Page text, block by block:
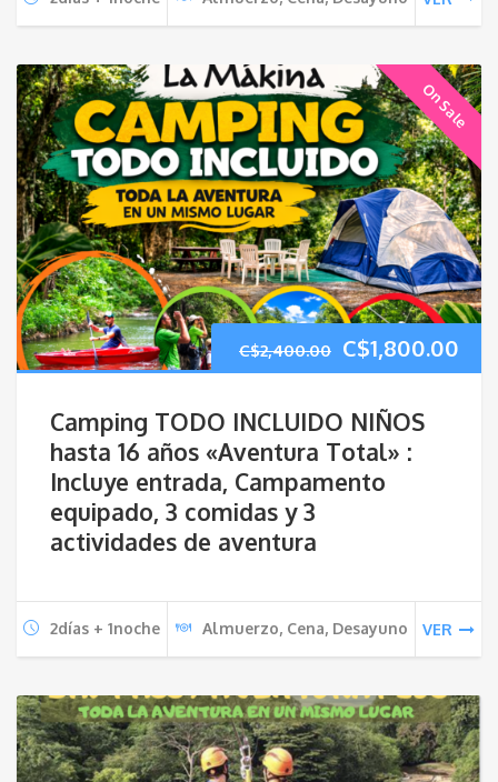
On Sale
C$2,400.00 El
original
era:
C$1,800.00
Camping TODO INCLUIDO NIÑOS
hasta 16 años «Aventura Total» :
Incluye entrada, Campamento
equipado, 3 comidas y 3
actividades de aventura
2días + 1noche Almuerzo, Cena, Desayuno VER